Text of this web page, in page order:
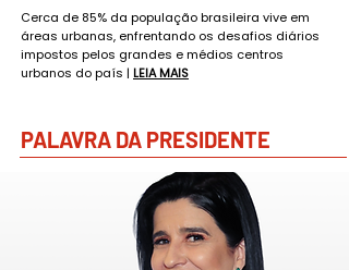
Cerca de 85% da população brasileira vive em
áreas urbanas, enfrentando os desafios diários
impostos pelos grandes e médios centros
urbanos do país | LEIA MAIS
PALAVRA DA PRESIDENTE